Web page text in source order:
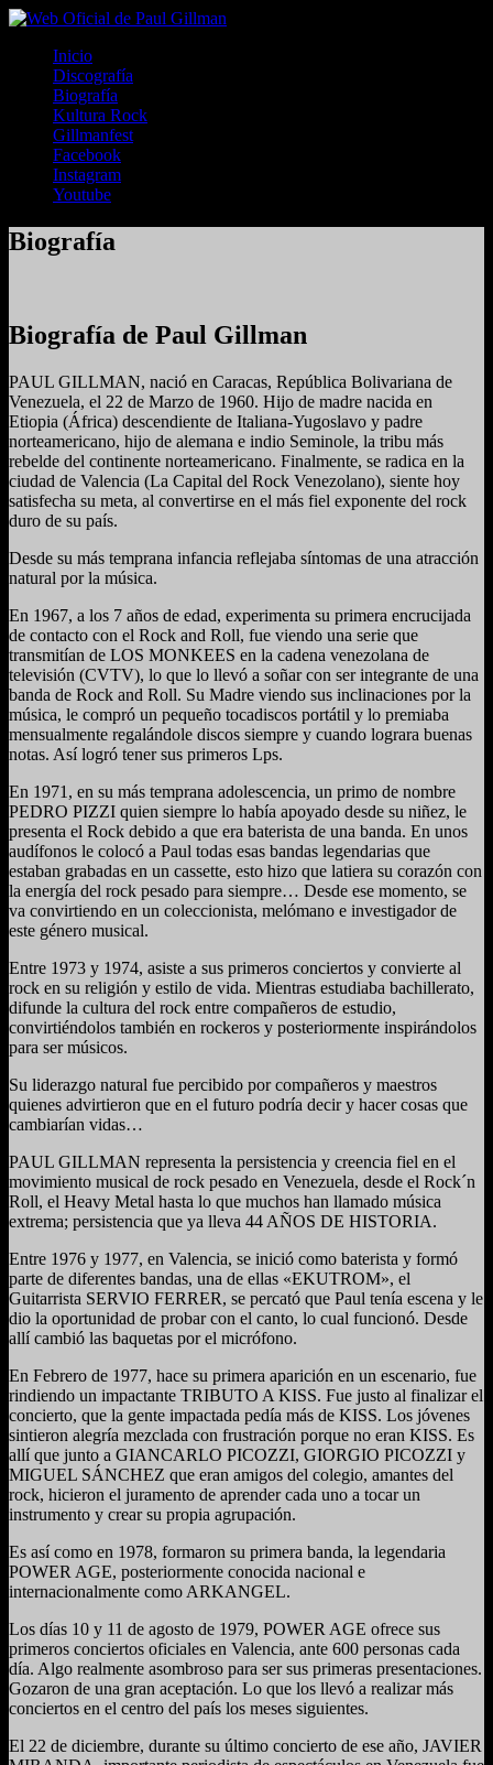
Inicio
Discografía
Biografía
Kultura Rock
Gillmanfest
Facebook
Instagram
Youtube
Biografía
Biografía de Paul Gillman
PAUL GILLMAN, nació en Caracas, República Bolivariana de
Venezuela, el 22 de Marzo de 1960. Hijo de madre nacida en
Etiopia (África) descendiente de Italiana-Yugoslavo y padre
norteamericano, hijo de alemana e indio Seminole, la tribu más
rebelde del continente norteamericano. Finalmente, se radica en la
ciudad de Valencia (La Capital del Rock Venezolano), siente hoy
satisfecha su meta, al convertirse en el más fiel exponente del rock
duro de su país.
Desde su más temprana infancia reflejaba síntomas de una atracción
natural por la música.
En 1967, a los 7 años de edad, experimenta su primera encrucijada
de contacto con el Rock and Roll, fue viendo una serie que
transmitían de LOS MONKEES en la cadena venezolana de
televisión (CVTV), lo que lo llevó a soñar con ser integrante de una
banda de Rock and Roll. Su Madre viendo sus inclinaciones por la
música, le compró un pequeño tocadiscos portátil y lo premiaba
mensualmente regalándole discos siempre y cuando lograra buenas
notas. Así logró tener sus primeros Lps.
En 1971, en su más temprana adolescencia, un primo de nombre
PEDRO PIZZI quien siempre lo había apoyado desde su niñez, le
presenta el Rock debido a que era baterista de una banda. En unos
audífonos le colocó a Paul todas esas bandas legendarias que
estaban grabadas en un cassette, esto hizo que latiera su corazón con
la energía del rock pesado para siempre… Desde ese momento, se
va convirtiendo en un coleccionista, melómano e investigador de
este género musical.
Entre 1973 y 1974, asiste a sus primeros conciertos y convierte al
rock en su religión y estilo de vida. Mientras estudiaba bachillerato,
difunde la cultura del rock entre compañeros de estudio,
convirtiéndolos también en rockeros y posteriormente inspirándolos
para ser músicos.
Su liderazgo natural fue percibido por compañeros y maestros
quienes advirtieron que en el futuro podría decir y hacer cosas que
cambiarían vidas…
PAUL GILLMAN representa la persistencia y creencia fiel en el
movimiento musical de rock pesado en Venezuela, desde el Rock´n
Roll, el Heavy Metal hasta lo que muchos han llamado música
extrema; persistencia que ya lleva 44 AÑOS DE HISTORIA.
Entre 1976 y 1977, en Valencia, se inició como baterista y formó
parte de diferentes bandas, una de ellas «EKUTROM», el
Guitarrista SERVIO FERRER, se percató que Paul tenía escena y le
dio la oportunidad de probar con el canto, lo cual funcionó. Desde
allí cambió las baquetas por el micrófono.
En Febrero de 1977, hace su primera aparición en un escenario, fue
rindiendo un impactante TRIBUTO A KISS. Fue justo al finalizar el
concierto, que la gente impactada pedía más de KISS. Los jóvenes
sintieron alegría mezclada con frustración porque no eran KISS. Es
allí que junto a GIANCARLO PICOZZI, GIORGIO PICOZZI y
MIGUEL SÁNCHEZ que eran amigos del colegio, amantes del
rock, hicieron el juramento de aprender cada uno a tocar un
instrumento y crear su propia agrupación.
Es así como en 1978, formaron su primera banda, la legendaria
POWER AGE, posteriormente conocida nacional e
internacionalmente como ARKANGEL.
Los días 10 y 11 de agosto de 1979, POWER AGE ofrece sus
primeros conciertos oficiales en Valencia, ante 600 personas cada
día. Algo realmente asombroso para ser sus primeras presentaciones.
Gozaron de una gran aceptación. Lo que los llevó a realizar más
conciertos en el centro del país los meses siguientes.
El 22 de diciembre, durante su último concierto de ese año, JAVIER